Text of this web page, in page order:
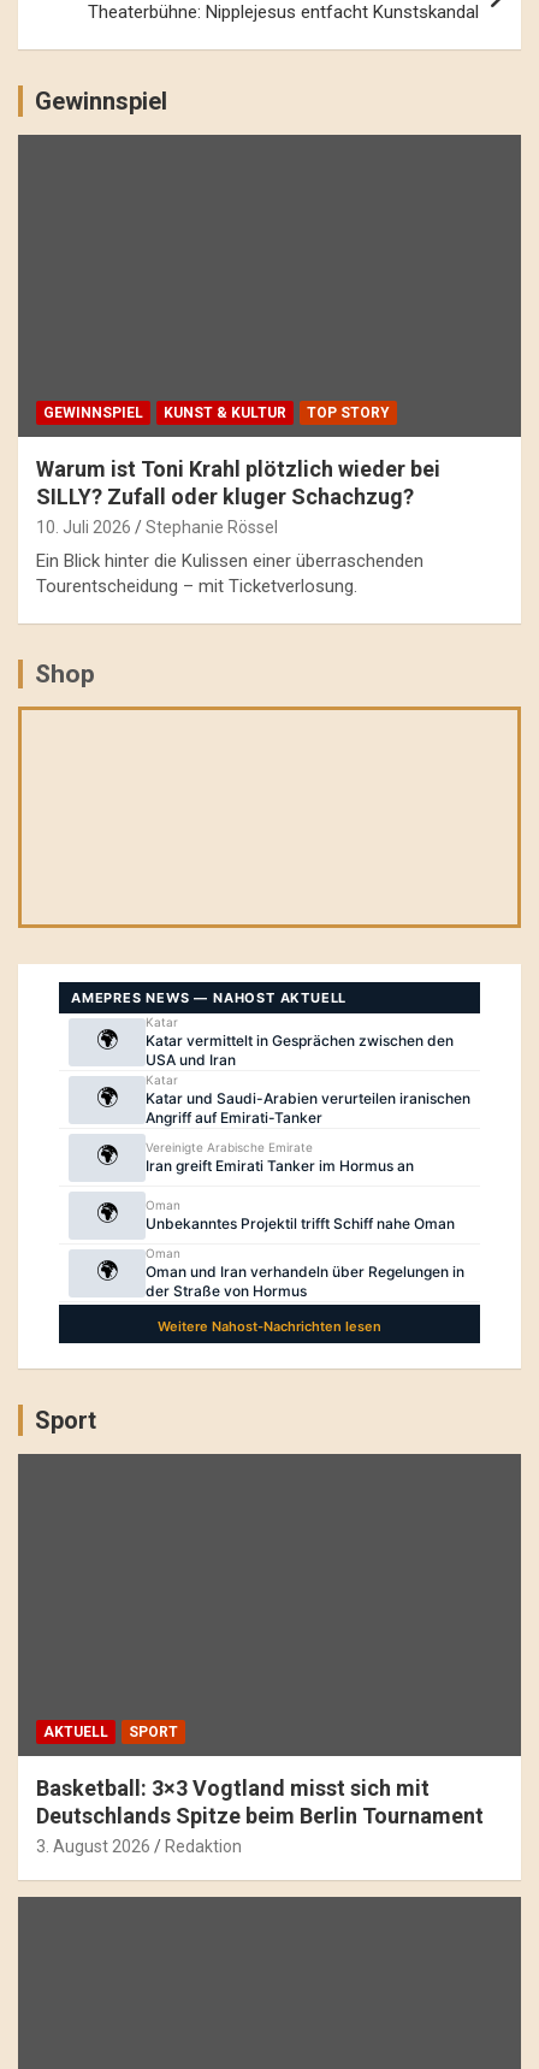
Theaterbühne: Nipplejesus entfacht Kunstskandal
Gewinnspiel
GEWINNSPIEL KUNST & KULTUR TOP STORY
Warum ist Toni Krahl plötzlich wieder bei
SILLY? Zufall oder kluger Schachzug?
10. Juli 2026 Stephanie Rössel
Ein Blick hinter die Kulissen einer überraschenden
Tourentscheidung – mit Ticketverlosung.
Shop
Sport
AKTUELL SPORT
Basketball: 3×3 Vogtland misst sich mit
Deutschlands Spitze beim Berlin Tournament
3. August 2026 Redaktion